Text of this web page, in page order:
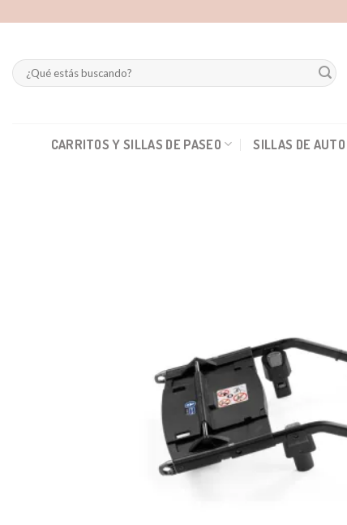
Buscar
por:
CARRITOS Y SILLAS DE PASEO SILLAS DE AUTO